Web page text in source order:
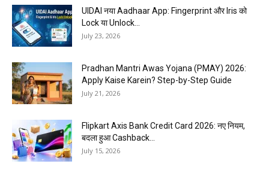
UIDAI नया Aadhaar App: Fingerprint और Iris को
Lock या Unlock...
July 23, 2026
Pradhan Mantri Awas Yojana (PMAY) 2026:
Apply Kaise Karein? Step-by-Step Guide
July 21, 2026
Flipkart Axis Bank Credit Card 2026: नए नियम,
बदला हुआ Cashback...
July 15, 2026